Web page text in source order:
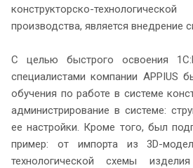
конструкторско-
производства, является внедрение
С целью быстрого освоения
специалистами компании APPIUS
обучения по работе в системе
администрирование в системе:
ее настройки. Кроме того, был
пример: от импорта из 3D-
технологической схемы